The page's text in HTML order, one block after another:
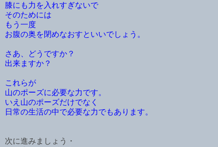
膝にも力を入れすぎないで
そのためには
もう一度
お腹の奥を閉めなおすといいでしょう。
さあ、どうですか？
出来ますか？
これらが
山のポーズに必要な力です。
いえ山のポーズだけでなく
日常の生活の中で必要な力でもあります。
次に進みましょう・